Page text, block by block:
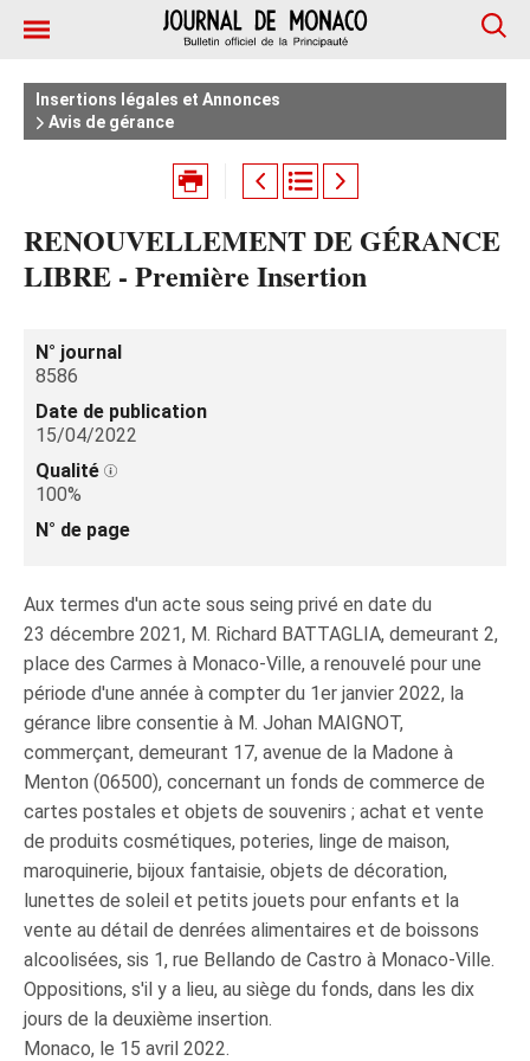
Insertions légales et Annonces
Avis de gérance
RENOUVELLEMENT DE GÉRANCE
LIBRE - Première Insertion
N° journal
8586
Date de publication
15/04/2022
Qualité
100%
N° de page
Aux termes d'un acte sous seing privé en date du
23 décembre 2021, M. Richard BATTAGLIA, demeurant 2,
place des Carmes à Monaco-Ville, a renouvelé pour une
période d'une année à compter du 1er janvier 2022, la
gérance libre consentie à M. Johan MAIGNOT,
commerçant, demeurant 17, avenue de la Madone à
Menton (06500), concernant un fonds de commerce de
cartes postales et objets de souvenirs ; achat et vente
de produits cosmétiques, poteries, linge de maison,
maroquinerie, bijoux fantaisie, objets de décoration,
lunettes de soleil et petits jouets pour enfants et la
vente au détail de denrées alimentaires et de boissons
alcoolisées, sis 1, rue Bellando de Castro à Monaco-Ville.
Oppositions, s'il y a lieu, au siège du fonds, dans les dix
jours de la deuxième insertion.
Monaco, le 15 avril 2022.